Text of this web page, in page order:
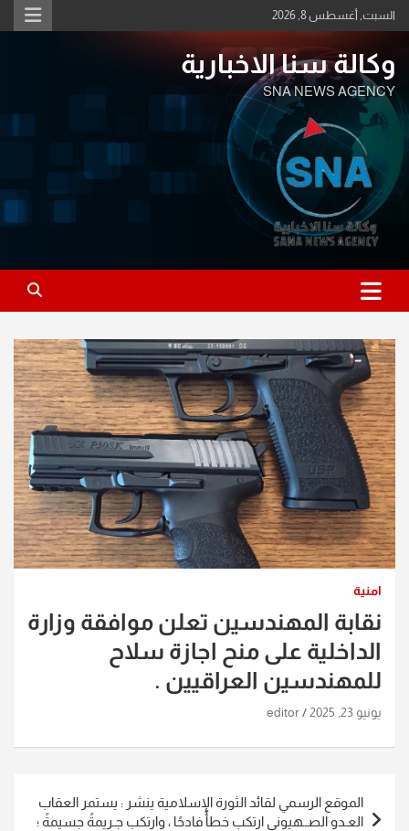
Skip
to
السبت, أغسطس 8, 2026
وكالة سنا الاخبارية
SNA NEWS AGENCY
امنية
نقابة المهندسين تعلن موافقة وزارة
الداخلية على منح اجازة سلاح
للمهندسين العراقيين .
يونيو 23, 2025 editor
المقالات
الموقع الرسمي لقائد الثورة الإسلامية ينشر : يستمر العقاب
العـدو الصــهيوني ارتكب خطأً فادحًا ، وارتكب جـريمةً جسيمةً ؛